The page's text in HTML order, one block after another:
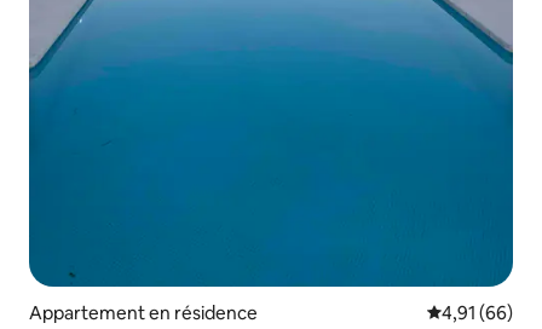
Appartement en résidence Évaluation
4,91 (66)